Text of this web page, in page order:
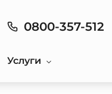
0800-357-512
Услуги